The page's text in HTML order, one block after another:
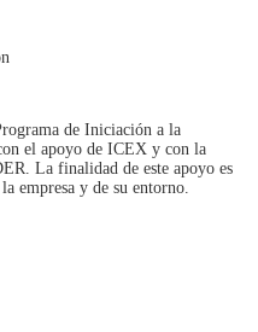
de Iniciación a la
el apoyo de ICEX y con la
La finalidad de este apoyo es
empresa y de su entorno.